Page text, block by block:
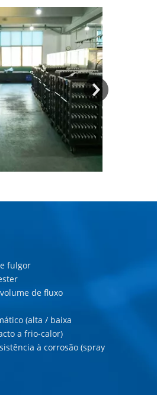
fulgor
de fluxo
(alta / baixa
a frio-calor)
à corrosão (spray